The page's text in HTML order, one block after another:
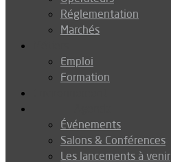
Réglementation
Marchés
Emploi
Formation
Événements
Salons & Conférences
Les lancements à venir